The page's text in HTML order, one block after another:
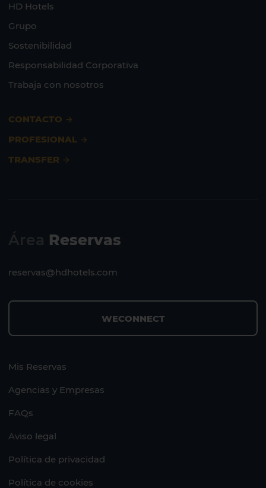
HD Hotels
Grupo
Sostenibilidad
Responsabilidad Corporativa
Trabaja con nosotros
CONTACTO
PROFESIONAL
TRANSFER
Reservas
reservas@hdhotels.com
WECONNECT
Mis Reservas
Agencias y Empresas
FAQs
Aviso legal
Política de privacidad
Política de cookies